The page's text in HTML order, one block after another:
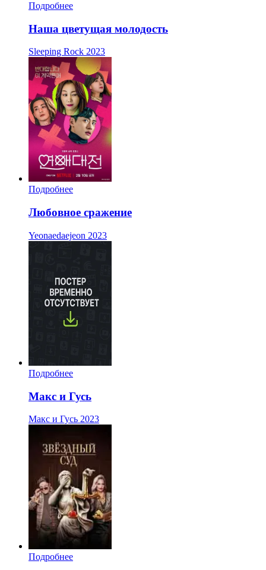
Подробнее
Наша цветущая молодость
Sleeping Rock 2023
Подробнее
Любовное сражение
Yeonaedaejeon 2023
Подробнее
Макс и Гусь
Макс и Гусь 2023
Подробнее